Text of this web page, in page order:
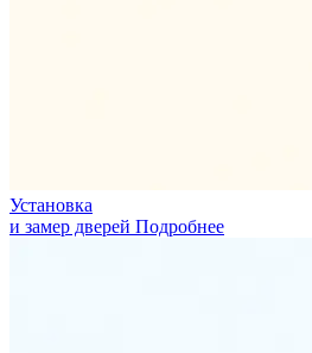
Установка
и замер дверей Подробнее